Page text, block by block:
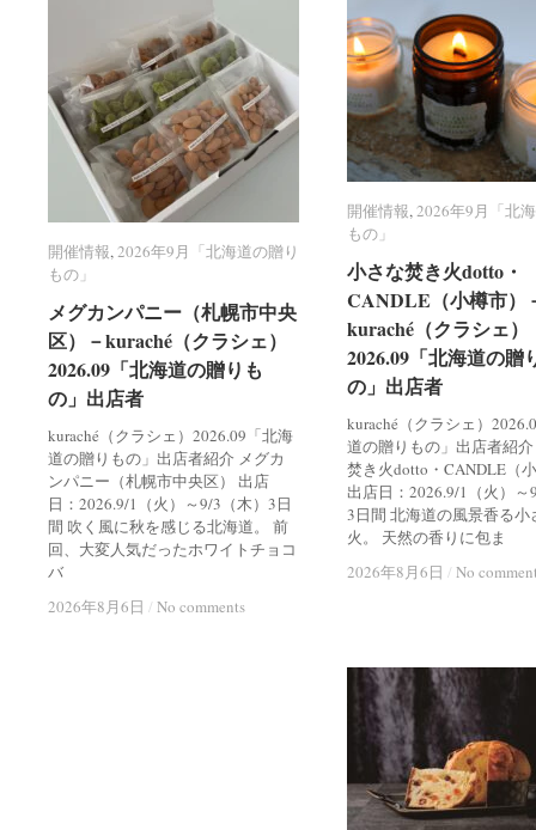
開催情報,2026年9月「北
もの」
小さな焚き火dotto・
CANDLE（小樽市）
kuraché（クラシェ）
2026.09「北海道の贈
の」出店者
kuraché（クラシェ）
道の贈りもの」出店者紹
焚き火dotto・CANDLE（
出店日：2026.9/1（火）～
3日間 北海道の風景香る小
火。 天然の香りに包ま
2026年8月6日 / No
開催情報 2026年9月「北
もの」
小さな焚き火dotto・
CANDLE（小樽市）
kuraché（クラシェ）
2026.09「北海道の贈
の」出店者
2026年8月6日 / No
開催情報,2026年9月「北海道の贈り
もの」
メグカンパニー（札幌市中央
区）－kuraché（クラシェ）
2026.09「北海道の贈りも
の」出店者
kuraché（クラシェ）2026.09「北海
道の贈りもの」出店者紹介 メグカ
ンパニー（札幌市中央区） 出店
日：2026.9/1（火）～9/3（木）3日
間 吹く風に秋を感じる北海道。 前
回、大変人気だったホワイトチョコ
バ
2026年8月6日 / No comments
開催情報 2026年9月「北海道の贈り
もの」
メグカンパニー（札幌市中央
区）－kuraché（クラシェ）
2026.09「北海道の贈りも
の」出店者
2026年8月6日 / No comments